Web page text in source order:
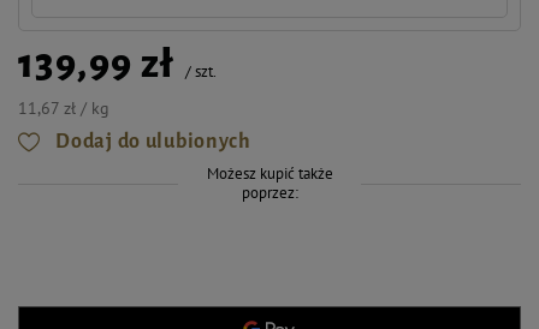
139,99 zł /szt.
11,67 zł / kg
Dodaj do ulubionych
Możesz kupić także
poprzez: